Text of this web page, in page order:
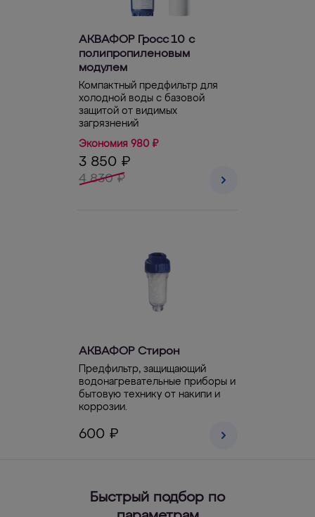
АКВАФОР Гросс 10 с
полипропиленовым
модулем
Компактный предфильтр для
холодной воды с базовой
защитой от видимых
загрязнений
Экономия 980 ₽
3 850 ₽
4 830 ₽
АКВАФОР Стирон
Предфильтр, защищающий
водонагревательные приборы и
бытовую технику от накипи и
коррозии.
600 ₽
Быстрый подбор по